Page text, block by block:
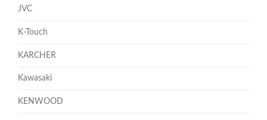
JVC
K-Touch
KARCHER
Kawasaki
KENWOOD